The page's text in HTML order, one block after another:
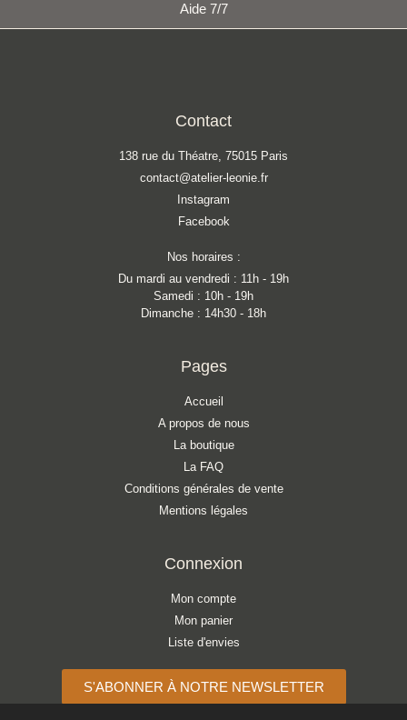
Aide 7/7
Contact
138 rue du Théatre, 75015 Paris
contact@atelier-leonie.fr
Instagram
Facebook
Nos horaires :
Du mardi au vendredi : 11h - 19h
Samedi : 10h - 19h
Dimanche : 14h30 - 18h
Pages
Accueil
A propos de nous
La boutique
La FAQ
Conditions générales de vente
Mentions légales
Connexion
Mon compte
Mon panier
Liste d'envies
S'ABONNER À NOTRE NEWSLETTER